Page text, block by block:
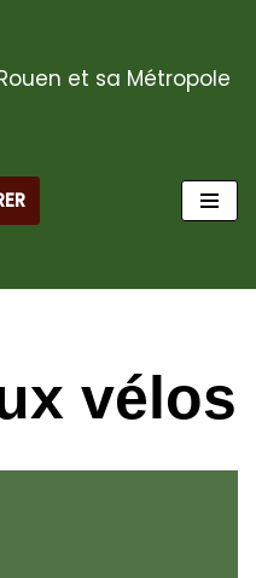
et sa Métropole
vélos